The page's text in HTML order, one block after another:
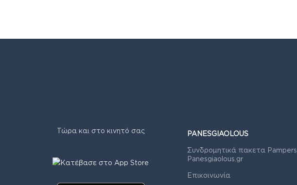
Τώρα και στο κινητό σας PANESGIAOLOUS
Συνδρομητικά πακετα Pampers
Panesgiaolous.gr
Επικοινωνία